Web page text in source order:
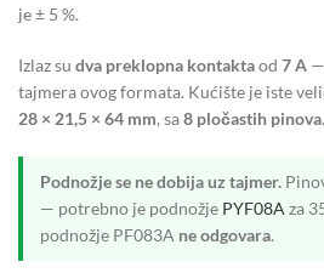
je ± 5 %.
Izlaz su dva preklopna kontaktaod 7 A
tajmera ovog formata. Kućište je iste
28 × 21,5 × 64 mm, sa8 pločastih pinova.
Podnožje se ne dobija uz tajmer.
— potrebno je podnožje PYF08A za
podnožje PF083A ne odgovara.